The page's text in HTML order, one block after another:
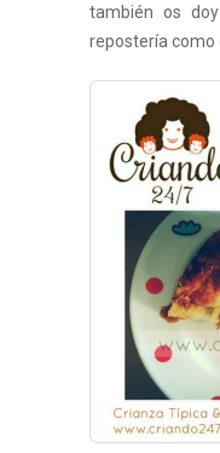
también os
repostería como